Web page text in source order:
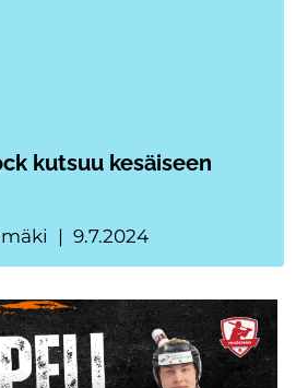
kutsuu kesäiseen
9.7.2024